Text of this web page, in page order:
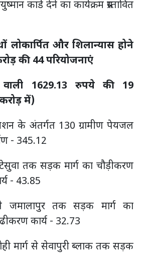
कार्ड देने का कार्यक्रम प्रस्तावित
लोकार्पित और शिलान्यास होने
की 44 परियोजनाएं
वाली 1629.13 रुपये की 19
में)
के अंतर्गत 130 ग्रामीण पेयजल
- 345.12
तक सड़क मार्ग का चौड़ीकरण
- 43.85
तक सड़क मार्ग का
कार्य - 32.73
मार्ग से सेवापुरी ब्लाक तक सड़क